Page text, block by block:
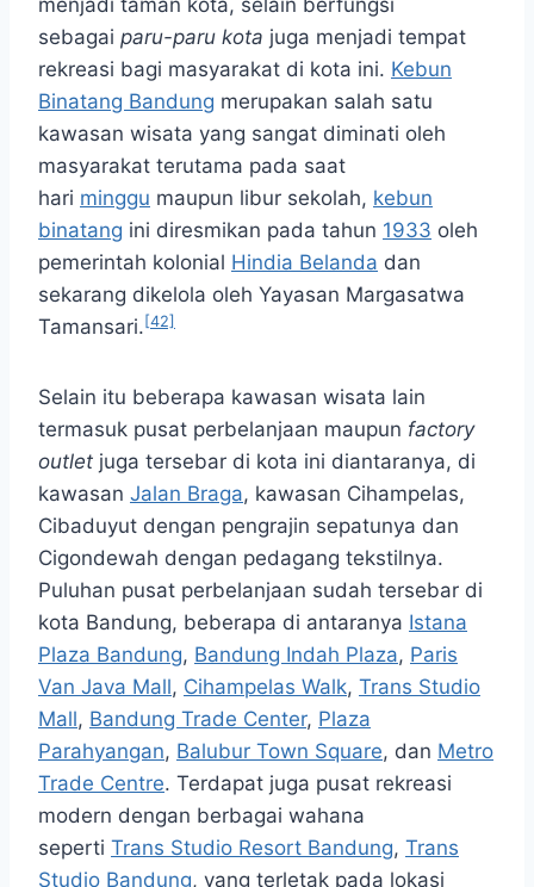
menjadi taman kota, selain berfungsi
sebagai paru-paru kota juga menjadi tempat
rekreasi bagi masyarakat di kota ini. Kebun
Binatang Bandung merupakan salah satu
kawasan wisata yang sangat diminati oleh
masyarakat terutama pada saat
hari minggu maupun libur sekolah, kebun
binatang ini diresmikan pada tahun 1933 oleh
pemerintah kolonial Hindia Belanda dan
sekarang dikelola oleh Yayasan Margasatwa
Tamansari.[42]
Selain itu beberapa kawasan wisata lain
termasuk pusat perbelanjaan maupun factory
outlet juga tersebar di kota ini diantaranya, di
kawasan Jalan Braga, kawasan Cihampelas,
Cibaduyut dengan pengrajin sepatunya dan
Cigondewah dengan pedagang tekstilnya.
Puluhan pusat perbelanjaan sudah tersebar di
kota Bandung, beberapa di antaranya Istana
Plaza Bandung, Bandung Indah Plaza, Paris
Van Java Mall, Cihampelas Walk, Trans Studio
Mall, Bandung Trade Center, Plaza
Parahyangan, Balubur Town Square, dan Metro
Trade Centre. Terdapat juga pusat rekreasi
modern dengan berbagai wahana
seperti Trans Studio Resort Bandung, Trans
Studio Bandung, yang terletak pada lokasi